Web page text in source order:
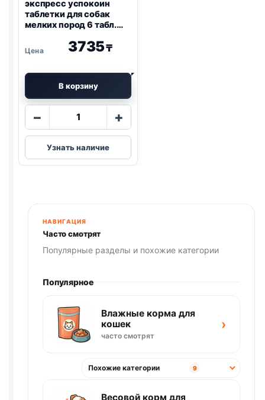
экспресс успокоин
таблетки для собак
мелких пород 6 табл.
3735₸
В корзину
−
Количество
экспресс
успокоин
таблетки
пород
6
табл.
+
Узнать наличие
НАВИГАЦИЯ
Часто смотрят
Популярные разделы и похожие категории
Популярное
Влажные корма для
кошек
часто смотрят
›
Похожие категории 9
Весовой корм для